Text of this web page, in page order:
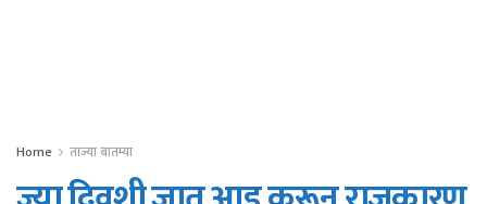
Home ताज्या बातम्या